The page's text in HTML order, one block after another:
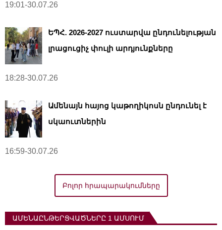
19:01-30.07.26
ԵՊՀ. 2026-2027 ուստարվա ընդունելության
լրացուցիչ փուլի արդյունքները
18:28-30.07.26
Ամենայն հայոց կաթողիկոսն ընդունել է
սկաուտներին
16:59-30.07.26
Բոլոր հրապարակումները
ԱՄԵՆԱԸՆԹԵՐՑՎԱԾՆԵՐԸ 1 ԱՄՍՈՒՄ